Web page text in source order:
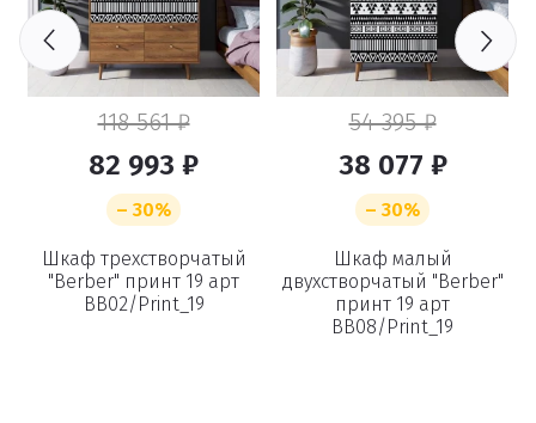
118 561 ₽
82 993 ₽
– 30%
Шкаф трехстворчатый
"Berber" принт 19 арт
BB02/Print_19
54 395 ₽
38 077 ₽
– 30%
Шкаф малый
двухстворчатый "Berber"
принт 19 арт
BB08/Print_19